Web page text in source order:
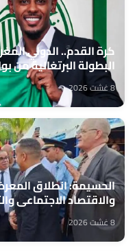
كرة القدم.. الدولي
البطولة البرتغالية من
8 غشت 2026
الحسيمة: انطلاق
والاقتصاد الاجتماعي
8 غشت 2026